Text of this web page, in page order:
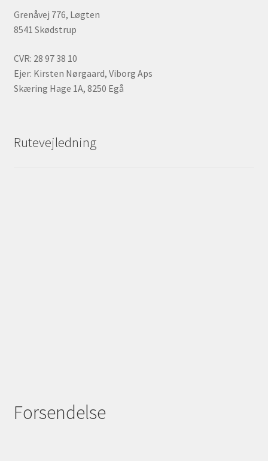
Grenåvej 776, Løgten
8541 Skødstrup
CVR: 28 97 38 10
Ejer: Kirsten Nørgaard, Viborg Aps
Skæring Hage 1A, 8250 Egå
Rutevejledning
Forsendelse